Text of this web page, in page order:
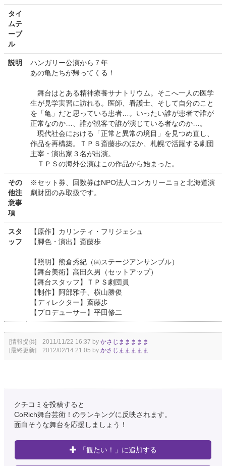
タイ
ムテ
ーブ
ル
説明
ハンガリー公演から７年
あの亀たちが帰ってくる！
舞台はとある精神療養サナトリウム。そこへ一人の医学
生が見学実習に訪れる。医師、看護士、そして自分のこと
を「亀」だと思っている患者…。いったい誰が患者で誰が
正常なのか…、誰が観客で誰が演じている者なのか…。
現代社会における「正常と異常の境目」を見つめ直し、
作品を再構築。ＴＰＳ斎藤歩のほか、札幌で活躍する劇団
主宰・演出家３名が出演。
ＴＰＳの海外公演はこの作品から始まった。
その
他注
意事
項
※セット券、回数券はNPO法人コンカリーニョと北海道演
劇財団のみ取扱です。
スタ
ッフ
【原作】カリンティ・フリジェシュ
【脚色・演出】斎藤歩
【照明】熊倉秀紀（㈱ステージアンサンブル）
【舞台美術】高田久男（セットアップ）
【舞台スタッフ】ＴＰＳ劇団員
【制作】阿部雅子、横山勝俊
【ディレクター】斎藤歩
【プロデューサー】平田修二
[情報提供] 2011/11/22 16:37 by かさじままままま
[最終更新] 2012/02/14 21:05 by かさじままままま
クチコミを投稿すると
CoRich舞台芸術！のランキングに反映されます。
面白そうな舞台を応援しましょう！
「観たい！」に追加する